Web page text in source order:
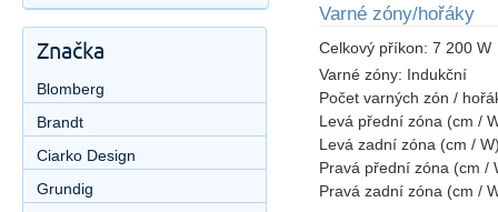
Varné zóny/hořáky
Celkový příkon: 7 200 W
Varné zóny: Indukční
Počet varných zón /
Levá přední zóna (cm /
Levá zadní zóna (cm /
Pravá přední zóna (cm /
Pravá zadní zóna (cm /
Značka
Blomberg
Brandt
Ciarko Design
Grundig